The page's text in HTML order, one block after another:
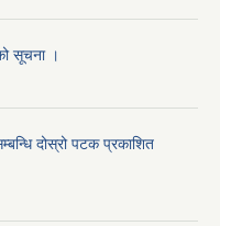
सूचना ।
दोस्रो पटक प्रकाशित